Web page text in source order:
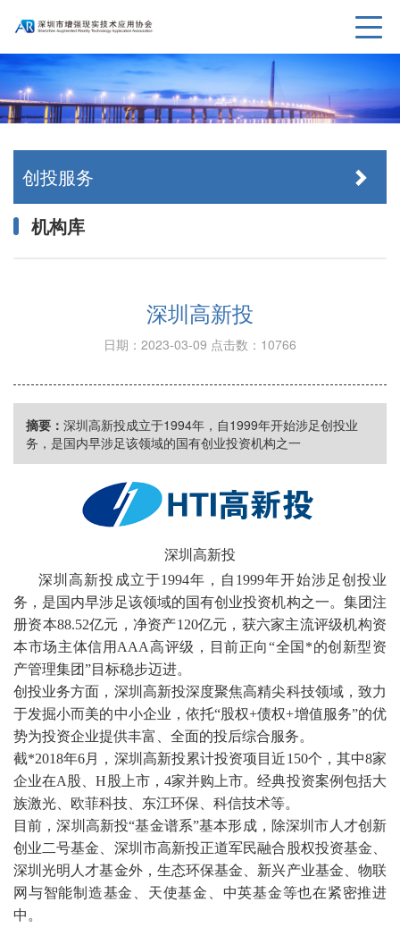
创投服务
机构库
深圳高新投
日期：2023-03-09 点击数：10766
摘要： 深圳高新投成立于1994年，自1999年开始涉足创投业
务，是国内早涉足该领域的国有创业投资机构之一
深圳高新投
深圳高新投 成立于1994年，自1999年开始涉足创投业
务，是国内早涉足该领域的国有创业投资机构之一。集团注
册资本88.52亿元，净资产120亿元，获六家主流评级机构资
本市场主体信用AAA高评级，目前正向“全国*的创新型资
产管理集团”目标稳步迈进。
创投业务方面， 深圳高新投深度聚焦高精尖科技领域，致力
于发掘小而美的中小企业，依托“股权+债权+增值服务”的优
势为投资企业提供丰富、全面的投后综合服务。
截*2018年6月， 深圳高新投累计投资项目近150个，其中8家
企业在A股、H股上市，4家并购上市。经典投资案例包括大
族激光、欧菲科技、东江环保、科信技术等。
目前，深圳高新投“基金谱系”基本形成，除深圳市人才创新
创业二号基金、深圳市高新投正道军民融合股权投资基金、
深圳光明人才基金外，生态环保基金、新兴产业基金、物联
网与智能制造基金、天使基金、中英基金等也在紧密推进
中。